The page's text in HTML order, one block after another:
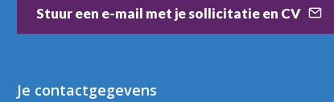
Stuur een e-mail met je sollicitatie en CV
Je contactgegevens